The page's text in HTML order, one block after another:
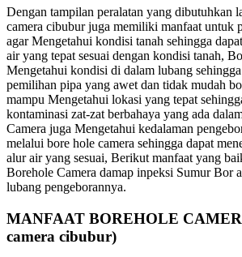
Dengan tampilan peralatan yang dibutuhkan
camera cibubur juga memiliki manfaat untuk
agar Mengetahui kondisi tanah sehingga
air yang tepat sesuai dengan kondisi tanah,
Mengetahui kondisi di dalam lubang
pemilihan pipa yang awet dan tidak mudah
mampu Mengetahui lokasi yang tepat
kontaminasi zat-zat berbahaya yang ada
Camera juga Mengetahui kedalaman
melalui bore hole camera sehingga dapat
alur air yang sesuai, Berikut manfaat yang
Borehole Camera damap inpeksi Sumur Bor
lubang pengeborannya.
MANFAAT BOREHOLE
camera cibubur)